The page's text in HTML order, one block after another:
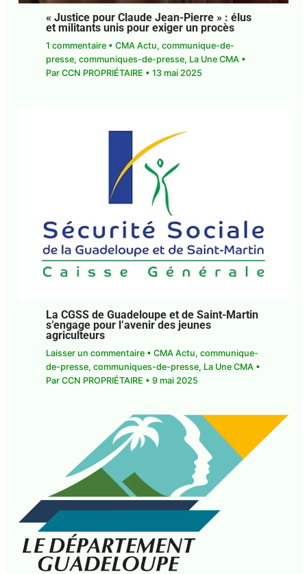
« Justice pour Claude Jean-Pierre » : élus
et militants unis pour exiger un procès
1 commentaire • CMA Actu, communique-de-
presse, communiques-de-presse, La Une CMA •
Par CCN PROPRIÉTAIRE • 13 mai 2025
La CGSS de Guadeloupe et de Saint-Martin
s’engage pour l’avenir des jeunes
agriculteurs
Laisser un commentaire • CMA Actu, communique-
de-presse, communiques-de-presse, La Une CMA •
Par CCN PROPRIÉTAIRE • 9 mai 2025